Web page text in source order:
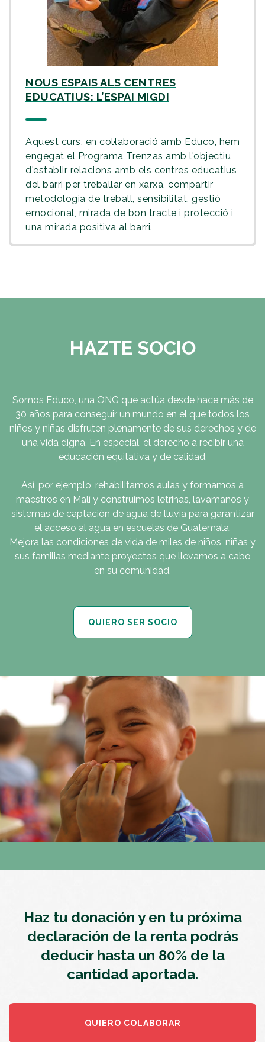
se abrirá en una nueva pestaña
NOUS ESPAIS ALS CENTRES
EDUCATIUS: L’ESPAI MIGDI
Aquest curs, en col·laboració amb Educo, hem
engegat el Programa Trenzas amb l'objectiu
d'establir relacions amb els centres educatius
del barri per treballar en xarxa, compartir
metodologia de treball, sensibilitat, gestió
emocional, mirada de bon tracte i protecció i
una mirada positiva al barri.
HAZTE SOCIO
Somos Educo, una ONG que actúa desde hace más de
30 años para conseguir un mundo en el que todos los
niños y niñas disfruten plenamente de sus derechos y de
una vida digna. En especial, el derecho a recibir una
educación equitativa y de calidad.
Así, por ejemplo, rehabilitamos aulas y formamos a
maestros en Malí y construimos letrinas, lavamanos y
sistemas de captación de agua de lluvia para garantizar
el acceso al agua en escuelas de Guatemala.
Mejora las condiciones de vida de miles de niños, niñas y
sus familias mediante proyectos que llevamos a cabo
en su comunidad.
QUIERO SER SOCIO
Haz tu donación y en tu próxima
declaración de la renta podrás
deducir hasta un 80% de la
cantidad aportada.
QUIERO COLABORAR